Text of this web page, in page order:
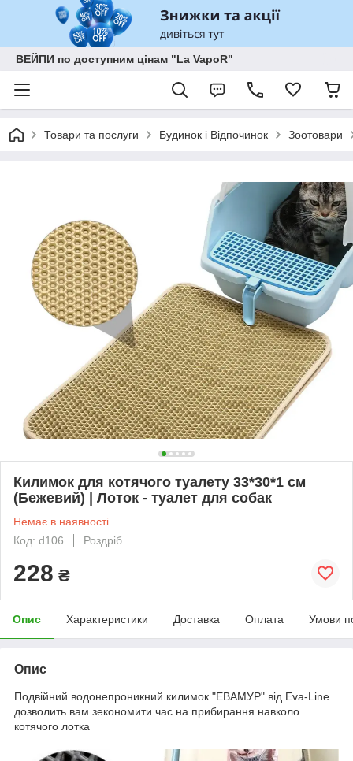
ВЕЙПИ по доступним цінам "La VapoR"
Товари та послуги Будинок і Відпочинок Зоотовари
Килимок для котячого туалету 33*30*1 см
(Бежевий) | Лоток - туалет для собак
Немає в наявності
Код: d106
Роздріб
228 ₴
Опис Характеристики Доставка Оплата Умови
Опис
Подвійний водонепроникний килимок "ЕВАМУР" від Eva-Line
дозволить вам зекономити час на прибирання навколо
котячого лотка